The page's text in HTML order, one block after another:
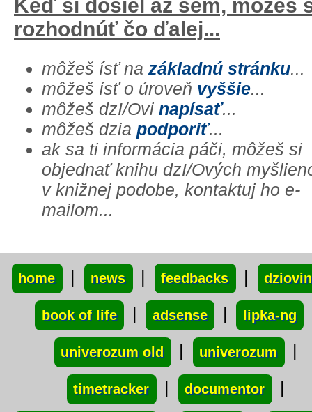
Keď si došiel až sem, môžeš
rozhodnúť čo ďalej...
môžeš ísť na základnú stránku...
môžeš ísť o úroveň vyššie...
môžeš dzI/Ovi napísať...
môžeš dzia podporiť...
ak sa ti informácia páči, môžeš si
objednať knihu dzI/Ových
v knižnej podobe, kontaktuj ho e-
mailom...
home | news | feedbacks |
book of life | adsense | lipka-ng
univerozum old | univerozum |
timetracker | documentor |